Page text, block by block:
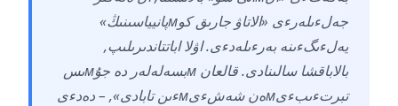
جەلءىلەرءى «الاتاۋ جارىق كوмپانيياسىنىڭ»
يەلءىگءىنە بەرءىلەدءى. اۋلا اباتتاندىرىلىپ,
بالاباقشا سالىنادى. قالعان мبسەلەلەر دە جۇмىس
تبرتءىبءىмەن شەشءىмءىن تابادى», – دەدءى